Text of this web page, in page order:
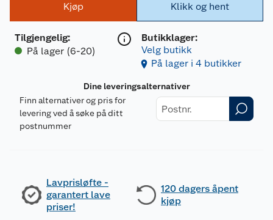
Kjøp
Tilgjengelig:
På lager (6-20)
Klikk og hent
Butikklager:
Velg butikk
På lager i 4 butikker
Dine leveringsalternativer
Finn alternativer og pris for
levering ved å søke på ditt
postnummer
Lavprisløfte -
garantert lave
priser!
120 dagers åpent
kjøp